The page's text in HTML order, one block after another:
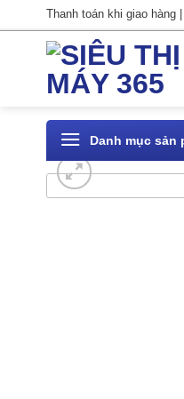
qua
Thanh toán khi giao hàng
Danh mục sản